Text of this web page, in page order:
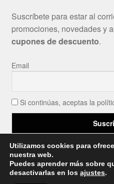
Suscríbete para estar al
promociones, novedades y
cupones de descuento.
Email
Si continúas, aceptas la
Utilizamos cookies para
nuestra web.
Puedes aprender más sobre
desactivarlas en los ajustes.